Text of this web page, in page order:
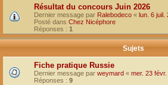
Résultat du concours Juin 2026
Dernier message par Ralebodeco « lun. 6 juil.
Posté dans Chez Nicéphore
Réponses : 1
Sujets
Fiche pratique Russie
Dernier message par weymard « mer. 23
Réponses : 9